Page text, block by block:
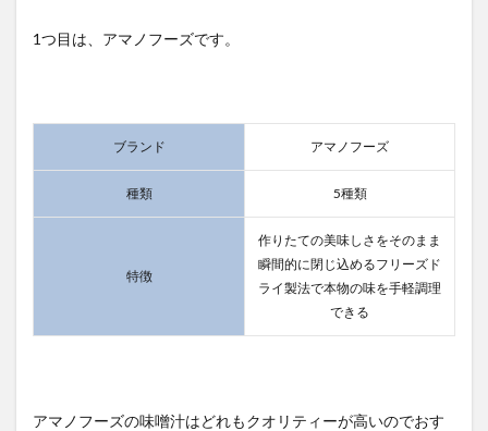
1つ目は、アマノフーズです。
ブランド アマノフーズ
種類 5種類
特徴
作りたての美味しさをそのまま
瞬間的に閉じ込めるフリーズド
ライ製法で本物の味を手軽調理
できる
アマノフーズの味噌汁はどれもクオリティーが高いのでおす